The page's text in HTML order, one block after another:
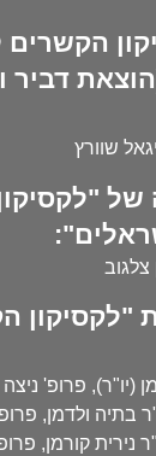
הקשרים
דביר
שוורץ
של
צלגוב
"לקסיקון
(יו"ר), פרופ' ניצה
בתיה ולדמן,
קורמן,